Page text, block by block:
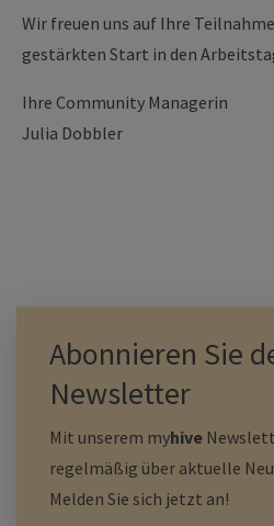
Wir freuen uns auf Ihre
gestärkten Start in den
Ihre Community Managerin
Julia Dobbler
Abonnieren Sie
Newsletter
Mit unserem myhive
regelmäßig über aktuelle
Melden Sie sich jetzt an!